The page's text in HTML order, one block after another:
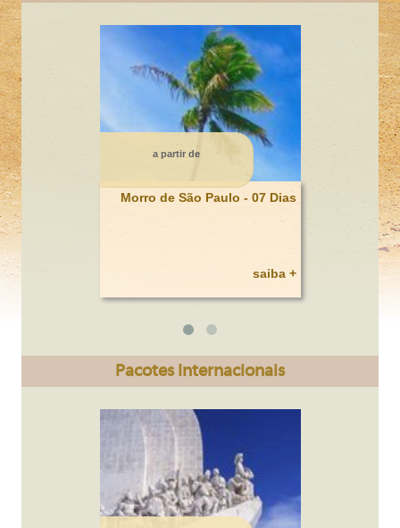
CIDADE DO CABO Somente Terrestre 6 dias
BAHAMAS / HOTEL ATLANTIS
a partir de
Morro de São Paulo - 07 Dias
saiba +
Pacotes Internacionais